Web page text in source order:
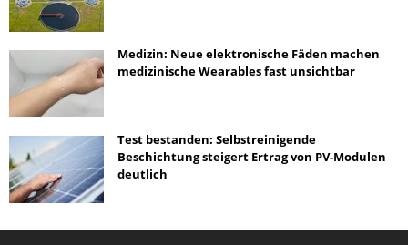
Medizin: Neue elektronische Fäden machen
medizinische Wearables fast unsichtbar
Test bestanden: Selbstreinigende
Beschichtung steigert Ertrag von PV-Modulen
deutlich